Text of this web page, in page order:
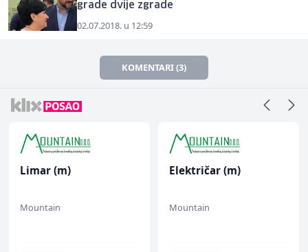
grade dvije zgrade
02.07.2018. u 12:59
KOMENTARI (3)
Limar (m)
Mountain
Električar (m)
Mountain